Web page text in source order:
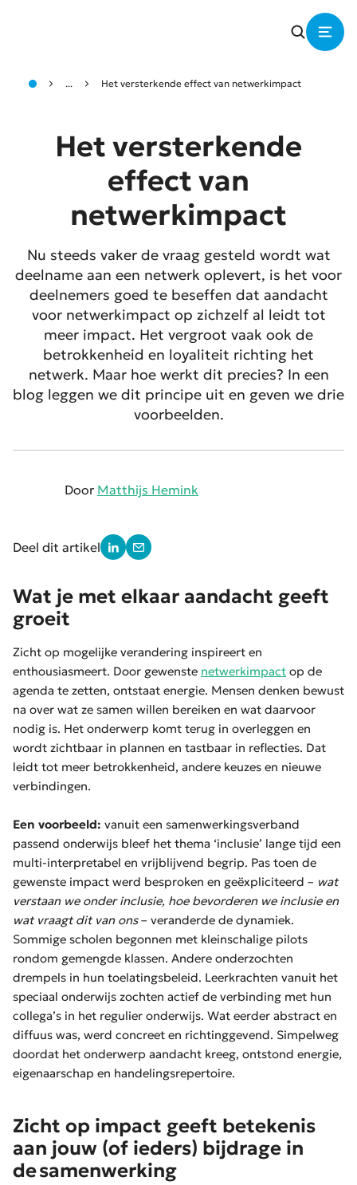
... Het versterkende effect van netwerkimpact
Het versterkende
effect van
netwerkimpact
Nu steeds vaker de vraag gesteld wordt wat
deelname aan een netwerk oplevert, is het voor
deelnemers goed te beseffen dat aandacht
voor netwerkimpact op zichzelf al leidt tot
meer impact. Het vergroot vaak ook de
betrokkenheid en loyaliteit richting het
netwerk. Maar hoe werkt dit precies? In een
blog leggen we dit principe uit en geven we drie
voorbeelden.
Door Matthijs Hemink
Deel dit artikel
Wat je met elkaar aandacht geeft
groeit
Zicht op mogelijke verandering inspireert en
enthousiasmeert. Door gewenste netwerkimpact op de
agenda te zetten, ontstaat energie. Mensen denken bewust
na over wat ze samen willen bereiken en wat daarvoor
nodig is. Het onderwerp komt terug in overleggen en
wordt zichtbaar in plannen en tastbaar in reflecties. Dat
leidt tot meer betrokkenheid, andere keuzes en nieuwe
verbindingen.
Een voorbeeld: vanuit een samenwerkingsverband
passend onderwijs bleef het thema ‘inclusie’ lange tijd een
multi-interpretabel en vrijblijvend begrip. Pas toen de
gewenste impact werd besproken en geëxpliciteerd – wat
verstaan we onder inclusie, hoe bevorderen we inclusieen
wat vraagt dit van ons– veranderde de dynamiek.
Sommige scholen begonnen met kleinschalige pilots
rondom gemengde klassen. Andere onderzochten
drempels in hun toelatingsbeleid. Leerkrachten vanuit het
speciaal onderwijs zochten actief de verbinding met hun
collega’s in het regulier onderwijs. Wat eerder abstract en
diffuus was, werd concreet en richtinggevend. Simpelweg
doordat het onderwerp aandacht kreeg, ontstond energie,
eigenaarschap en handelingsrepertoire.
Zicht op impact geeft betekenis
aan jouw (of ieders) bijdrage in
de samenwerking